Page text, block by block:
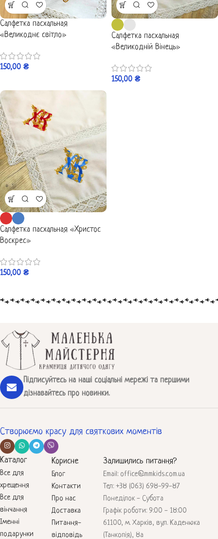
Салфетка пасхальная
«Великоднє світло»
150,00 ₴
Салфетка пасхальная
«Великодній Вінець»
150,00 ₴
Салфетка пасхальная «Христос
Воскрес»
150,00 ₴
Підписуйтесь на наші соціальні мережі та першими
дізнавайтесь про новинки.
Створюємо красу для святкових моментів
Каталог
Все для
хрещення
Все для
вінчання
Іменні
подарунки
Корисне
Блог
Контакти
Про нас
Доставка
Питання-
відповідь
Залишились питання?
Email: office@mmkids.com.ua
Тел: +38 (063) 698-99-87
Понеділок - Субота
Графік роботи: 9:00 - 18:00
61100, м. Харків, вул. Каденюка
(Танкопія), 8а